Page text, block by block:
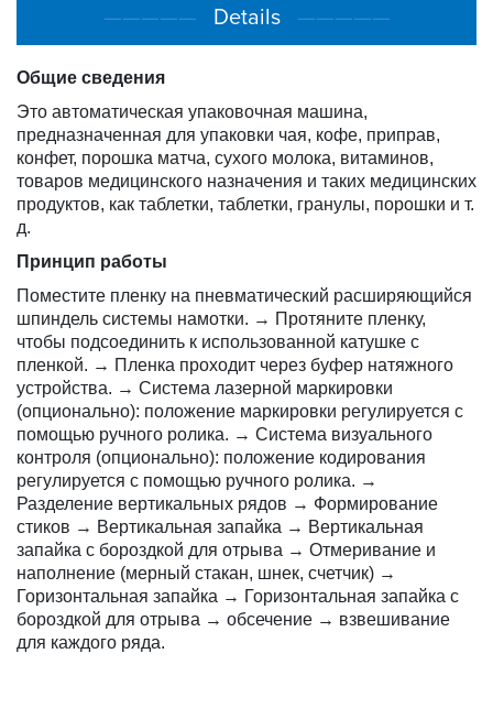
Вес машины
Прибл. 3600 кг
————— Details —————
Общие сведения
Это автоматическая упаковочная машина,
предназначенная для упаковки чая, кофе, приправ,
конфет, порошка матча, сухого молока, витаминов,
товаров медицинского назначения и таких медицинских
продуктов, как таблетки, таблетки, гранулы, порошки и т.
д.
Принцип работы
Поместите пленку на пневматический расширяющийся
шпиндель системы намотки. → Протяните пленку,
чтобы подсоединить к использованной катушке с
пленкой. → Пленка проходит через буфер натяжного
устройства. → Система лазерной маркировки
(опционально): положение маркировки регулируется с
помощью ручного ролика. → Система визуального
контроля (опционально): положение кодирования
регулируется с помощью ручного ролика. →
Разделение вертикальных рядов → Формирование
стиков → Вертикальная запайка → Вертикальная
запайка с бороздкой для отрыва → Отмеривание и
наполнение (мерный стакан, шнек, счетчик) →
Горизонтальная запайка → Горизонтальная запайка с
бороздкой для отрыва → обсечение → взвешивание
для каждого ряда.